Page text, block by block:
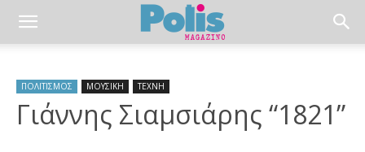
ΠΟΛΙΤΙΣΜΟΣ ΜΟΥΣΙΚΗ ΤΕΧΝΗ
Γιάννης Σιαμσιάρης “1821”